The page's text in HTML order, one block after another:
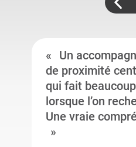
Un
de proximité
qui fait
lorsque l’on
Une vraie